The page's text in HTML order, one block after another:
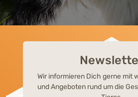
Wir informieren Dich gerne mit
und Angeboten rund um die